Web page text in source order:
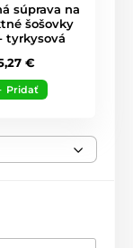
súprava na
šošovky
tyrkysová
€
Pridať